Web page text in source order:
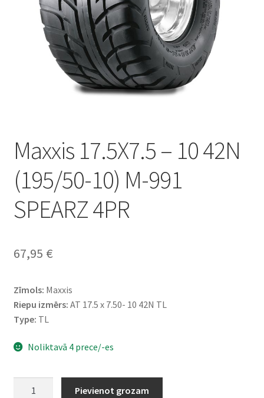
Maxxis 17.5X7.5 – 10 42N
(195/50-10) M-991
SPEARZ 4PR
67,95 €
Zīmols: Maxxis
Riepu izmērs: AT 17.5 x 7.50- 10 42N TL
Type: TL
Noliktavā 4 prece/-es
Pievienot grozam